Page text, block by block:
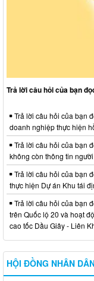
Trả lời câu hỏi của bạn
Trả lời câu hỏi của bạn
doanh nghiệp thực hiện
Trả lời câu hỏi của bạn
không còn thông tin
Trả lời câu hỏi của bạn
thực hiện Dự án Khu tái
Trả lời câu hỏi của bạn
trên Quốc lộ 20 và hoạt
cao tốc Dầu Giây - Liên
HỘI ĐỒNG NHÂN